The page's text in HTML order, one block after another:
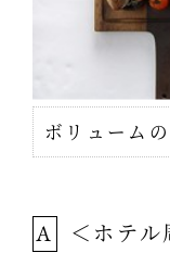
ボリューム
A
＜ホテル